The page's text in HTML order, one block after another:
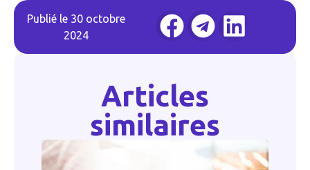
Publié le 30 octobre
2024
Articles
similaires